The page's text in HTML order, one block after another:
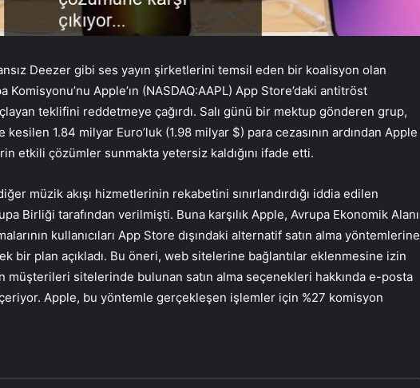
Deezer gibi ses yayın şirketlerini temsil eden bir koalisyon olan
Apple’ın (NASDAQ:AAPL) App Store’daki antitröst
teklifini reddetmeye çağırdı. Salı günü bir mektup gönderen grup,
1.84 milyar Euro’luk (1.98 milyar $) para cezasının ardından Apple
etkili çözümler sunmakta yetersiz kaldığını ifade etti.
müzik akışı hizmetlerinin rekabetini sınırlandırdığı iddia edilen
Birliği tarafından verilmişti. Buna karşılık Apple, Avrupa Ekonomik Alanı
kullanıcıları App Store dışındaki alternatif satın alma yöntemlerine
bir plan açıkladı. Bu öneri, web sitelerine bağlantılar eklenmesine izin
sitelerinde bulunan satın alma seçenekleri hakkında e-posta
Apple, bu yöntemle gerçekleşen işlemler için %27 komisyon